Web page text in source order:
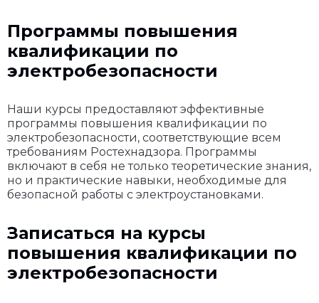
Программы повышения
квалификации по
электробезопасности
Наши курсы предоставляют эффективные
программы повышения квалификации по
электробезопасности, соответствующие всем
требованиям Ростехнадзора. Программы
включают в себя не только теоретические знания,
но и практические навыки, необходимые для
безопасной работы с электроустановками.
Записаться на курсы
повышения квалификации по
электробезопасности